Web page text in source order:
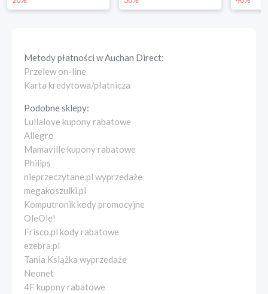
Metody płatności wAuchan Direct:
Przelew on-line
Karta kredytowa/płatnicza
Podobne sklepy:
Lullalove kupony rabatowe
Allegro
Mamaville kupony rabatowe
Philips
nieprzeczytane.pl wyprzedaże
megakoszulki.pl
Komputronik kody promocyjne
OleOle!
Frisco.pl kody rabatowe
ezebra.pl
Tania Książka wyprzedaże
Neonet
4F kupony rabatowe